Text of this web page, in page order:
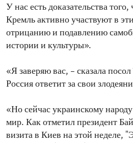
У нас есть доказательства
Кремль активно участвуют в
отрицанию и подавлению
истории и культуры».
«Я заверяю вас, – сказала
Россия ответит за свои
«Но сейчас украинскому
мир. Как отметил президент
визита в Киев на этой неделе,